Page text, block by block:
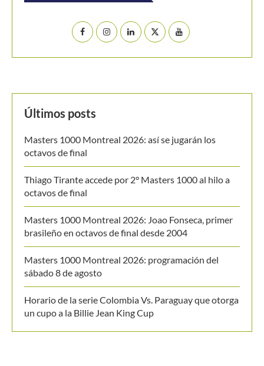
octavos de final
Thiago Tirante accede por 2° Masters 1000 al hilo a
octavos de final
Masters 1000 Montreal 2026: Joao Fonseca, primer
brasileño en octavos de final desde 2004
Masters 1000 Montreal 2026: programación del
sábado 8 de agosto
Horario de la serie Colombia Vs. Paraguay que otorga
un cupo a la Billie Jean King Cup